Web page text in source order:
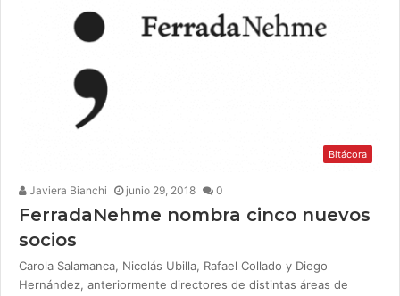
Bitácora
Javiera Bianchi junio 29, 2018 0
FerradaNehme nombra cinco nuevos
socios
Carola Salamanca, Nicolás Ubilla, Rafael Collado y Diego
Hernández, anteriormente directores de distintas áreas de